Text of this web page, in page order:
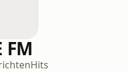
FM
Hits